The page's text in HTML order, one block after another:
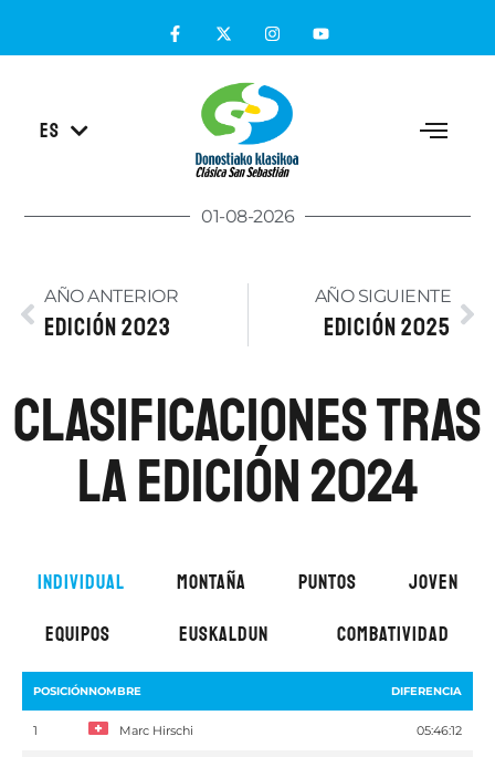
ES
EN
01-08-2026
AÑO ANTERIOR
EDICIÓN 2023
AÑO SIGUIENTE
EDICIÓN 2025
Clasificaciones tras
la Edición 2024
INDIVIDUAL MONTAÑA PUNTOS JOVEN
EQUIPOS EUSKALDUN COMBATIVIDAD
POSICIÓNNOMBRE DIFERENCIA
1 Marc Hirschi 05:46:12